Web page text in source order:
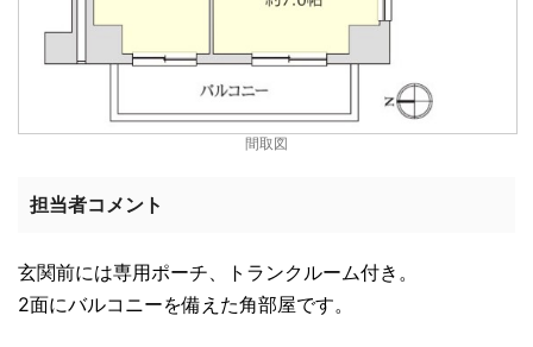
間取図
担当者コメント
玄関前には専用ポーチ、トランクルーム付き。
2面にバルコニーを備えた角部屋です。